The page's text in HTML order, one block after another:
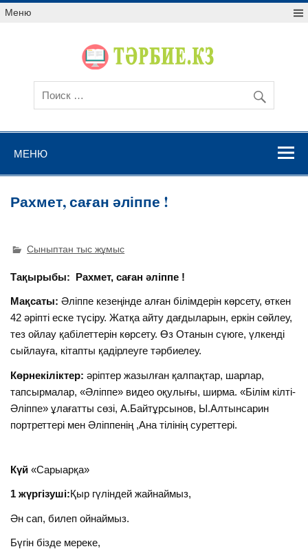
Меню
МЕНЮ
Рахмет, саған әліппе !
Сыныптан тыс жұмыс
Тақырыбы: Рахмет, саған әліппе !
Мақсаты: Әліппе кезеңінде алған білімдерін көрсету, өткен
42 әріпті еске түсіру. Жатқа айту дағдыларын, еркін сөйлеу,
тез ойлау қабілеттерін көрсету. Өз Отанын сүюге, үлкенді
сыйлауға, кітапты қадірлеуге тәрбиелеу.
Көрнекіліктер: әріптер жазылған қалпақтар, шарлар,
тапсырмалар, «Әліппе» видео оқулығы, ширма. «Білім кілті-
Әліппе» ұлағатты сөзі, А.Байтұрсынов, Ы.Алтынсарин
портреттері мен Әліппенің ,Ана тілінің суреттері.
Күй«Сарыарқа»
1 жүргізуші:Қыр гүліндей жайнаймыз,
Ән сап, билеп ойнаймыз.
Бүгін бізде мереке,